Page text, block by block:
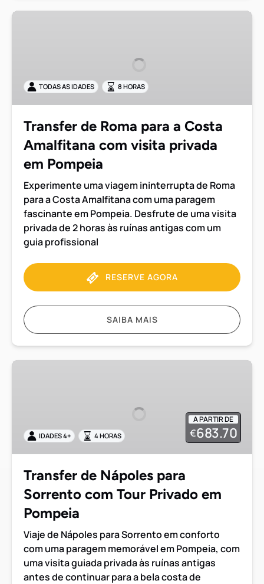
Transfer
Costa
Amalfitana
visita
privada
em
Pompeia
TODAS AS IDADES 8 HORAS
Transfer de Roma para a Costa
Amalfitana com visita privada
em Pompeia
Experimente uma viagem ininterrupta de Roma
para a Costa Amalfitana com uma paragem
fascinante em Pompeia. Desfrute de uma visita
privada de 2 horas às ruínas antigas com um
guia profissional
RESERVE AGORA
SAIBA MAIS
Transfer
com
Tour
Pompeia
A PARTIR DE
€683.70
IDADES 4+ 4 HORAS
Transfer de Nápoles para
Sorrento com Tour Privado em
Pompeia
Viaje de Nápoles para Sorrento em conforto
com uma paragem memorável em Pompeia, com
uma visita guiada privada às ruínas antigas
antes de continuar para a bela costa de